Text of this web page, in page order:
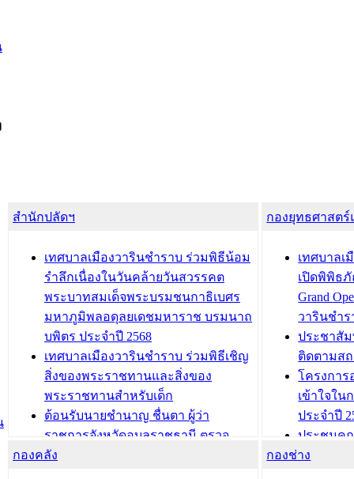
สำนักปลัดฯ
เทศบาลเมืองวารินชำราบ ร่วมพิธีน้อม
รำลึกเนื่องในวันคล้ายวันสวรรคต
พระบาทสมเด็จพระบรมชนกาธิเบศร
มหาภูมิพลอดุลยเดชมหาราช บรมนาถ
บพิตร ประจำปี 2568
เทศบาลเมืองวารินชำราบ ร่วมพิธีเชิญ
สิ่งของพระราชทานและสิ่งของ
พระราชทานสำหรับเด็ก
ต้อนรับนายชำนาญ ชื่นตา ผู้ว่า
ราชการจังหวัดอุบลราชธานี ตรวจ
ความเรียบร้อยของสถานที่ในการเตรี
กองยุทธศาสต
เทศบาลเ
เปิดพิพิธภั
Grand
วารินชำร
ประชาสัม
ติดตามส
โครงกา
เข้าใจใน
ประจำปี
ประชุมค
ความเสี่ย
กองคลัง กองช่าง